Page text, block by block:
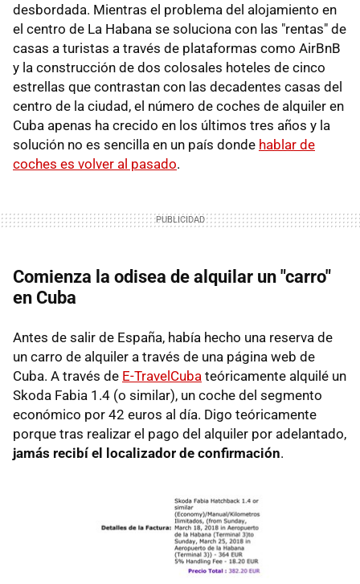
desbordada. Mientras el problema del alojamiento en
el centro de La Habana se soluciona con las "rentas" de
casas a turistas a través de plataformas como AirBnB
y la construcción de dos colosales hoteles de cinco
estrellas que contrastan con las decadentes casas del
centro de la ciudad, el número de coches de alquiler en
Cuba apenas ha crecido en los últimos tres años y la
solución no es sencilla en un país donde hablar de
coches es volver al pasado.
Comienza la odisea de alquilar un "carro"
en Cuba
Antes de salir de España, había hecho una reserva de
un carro de alquiler a través de una página web de
Cuba. A través de E-TravelCuba teóricamente alquilé un
Skoda Fabia 1.4 (o similar), un coche del segmento
económico por 42 euros al día. Digo teóricamente
porque tras realizar el pago del alquiler por adelantado,
jamás recibí el localizador de confirmación.